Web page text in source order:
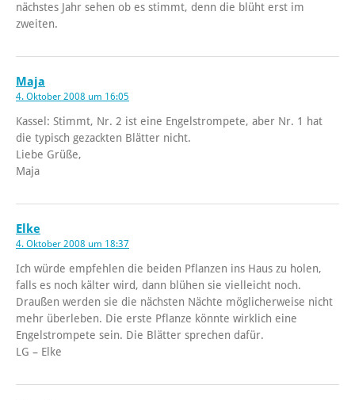
nächstes Jahr sehen ob es stimmt, denn die blüht erst im
zweiten.
Maja
4. Oktober 2008 um 16:05
Kassel: Stimmt, Nr. 2 ist eine Engelstrompete, aber Nr. 1 hat
die typisch gezackten Blätter nicht.
Liebe Grüße,
Maja
Elke
4. Oktober 2008 um 18:37
Ich würde empfehlen die beiden Pflanzen ins Haus zu holen,
falls es noch kälter wird, dann blühen sie vielleicht noch.
Draußen werden sie die nächsten Nächte möglicherweise nicht
mehr überleben. Die erste Pflanze könnte wirklich eine
Engelstrompete sein. Die Blätter sprechen dafür.
LG – Elke